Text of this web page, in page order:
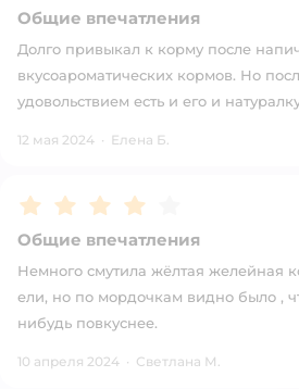
Общие впечатления
Долго привыкал к корму после
вкусоароматических кормов. Но
удовольствием есть и его и
12 мая 2024 · Елена Б.
Рейтинг:4
Общие впечатления
Немного смутила жёлтая желейная
ели, но по мордочкам видно было ,
нибудь повкуснее.
10 апреля 2024 · Светлана М.